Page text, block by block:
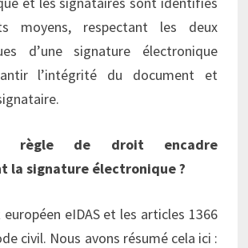
moyens, respectant les deux
d’une signature électronique
l’intégrité du document et
règle de droit encadre
la signature électronique ?
eIDAS et les articles 1366
civil. Nous avons résumé cela ici :